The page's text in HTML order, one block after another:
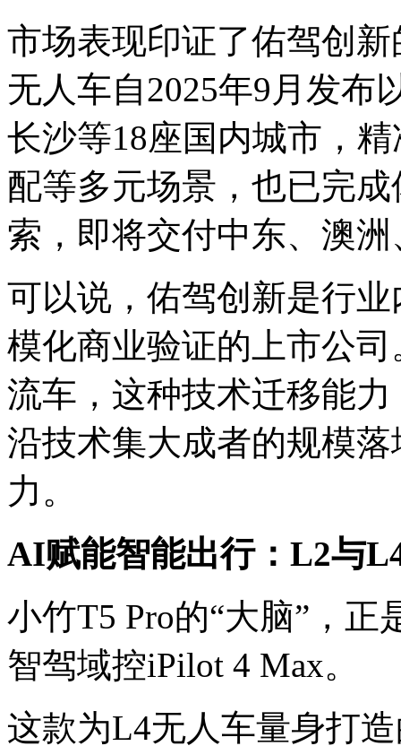
市场表现印证了佑驾创
无人车自2025年9月发布
长沙等18座国内城市，
配等多元场景，也已完
索，即将交付中东、澳
可以说，佑驾创新是行
模化商业验证的上市公
流车，这种技术迁移能
沿技术集大成者的规模
力。
AI赋能智能出行：L2与
小竹T5 Pro的“大脑”，
智驾域控iPilot 4 Max。
这款为L4无人车量身打